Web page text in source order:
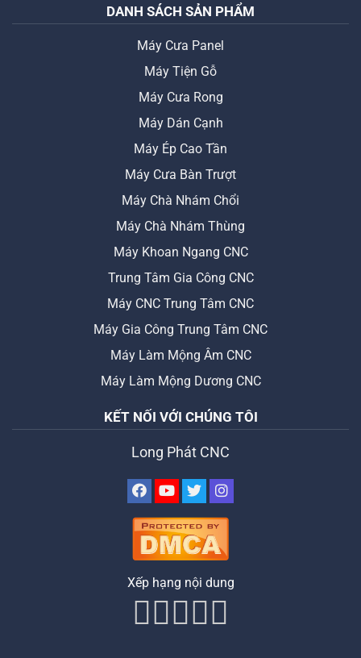
DANH SÁCH SẢN PHẨM
Máy Cưa Panel
Máy Tiện Gỗ
Máy Cưa Rong
Máy Dán Cạnh
Máy Ép Cao Tần
Máy Cưa Bàn Trượt
Máy Chà Nhám Chổi
Máy Chà Nhám Thùng
Máy Khoan Ngang CNC
Trung Tâm Gia Công CNC
Máy CNC Trung Tâm CNC
Máy Gia Công Trung Tâm CNC
Máy Làm Mộng Âm CNC
Máy Làm Mộng Dương CNC
KẾT NỐI VỚI CHÚNG TÔI
Long Phát CNC
Xếp hạng nội dung